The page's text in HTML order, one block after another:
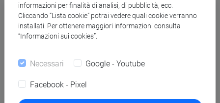
informazioni per finalità di analisi, di pubblicità, ecc.
Cliccando “Lista cookie” potrai vedere quali cookie verranno
installati. Per ottenere maggiori informazioni consulta
“Informazioni sui cookies”.
Necessari Google - Youtube
Facebook - Pixel